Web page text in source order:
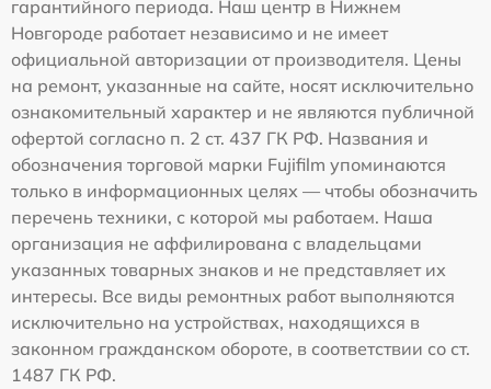
гарантийного периода. Наш центр в Нижнем
Новгороде работает независимо и не имеет
официальной авторизации от производителя. Цены
на ремонт, указанные на сайте, носят исключительно
ознакомительный характер и не являются публичной
офертой согласно п. 2 ст. 437 ГК РФ. Названия и
обозначения торговой марки Fujifilm упоминаются
только в информационных целях — чтобы обозначить
перечень техники, с которой мы работаем. Наша
организация не аффилирована с владельцами
указанных товарных знаков и не представляет их
интересы. Все виды ремонтных работ выполняются
исключительно на устройствах, находящихся в
законном гражданском обороте, в соответствии со ст.
1487 ГК РФ.